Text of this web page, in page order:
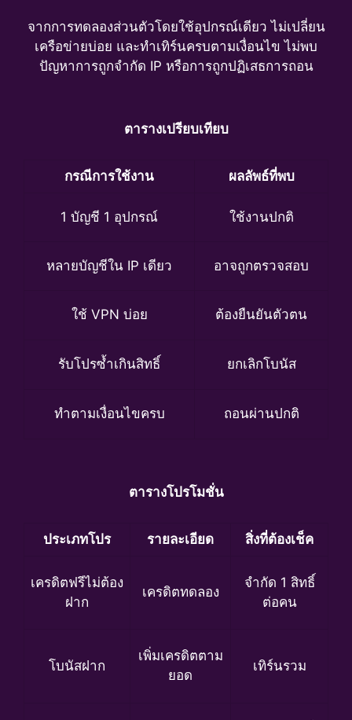
จากการทดลองส่วนตัวโดยใช้อุปกรณ์เดียว ไม่เปลี่ยน
เครือข่ายบ่อย และทำเทิร์นครบตามเงื่อนไข ไม่พบ
ปัญหาการถูกจำกัด IP หรือการถูกปฏิเสธการถอน
ตารางเปรียบเทียบ
กรณีการใช้งาน ผลลัพธ์ที่พบ
1 บัญชี 1 อุปกรณ์ ใช้งานปกติ
หลายบัญชีใน IP เดียว อาจถูกตรวจสอบ
ใช้ VPN บ่อย ต้องยืนยันตัวตน
รับโปรซ้ำเกินสิทธิ์ ยกเลิกโบนัส
ทำตามเงื่อนไขครบ ถอนผ่านปกติ
ตารางโปรโมชั่น
ประเภทโปร รายละเอียด สิ่งที่ต้องเช็ค
เครดิตฟรีไม่ต้อง
ฝาก
เครดิตทดลอง
จำกัด 1 สิทธิ์
ต่อคน
โบนัสฝาก
เพิ่มเครดิตตาม
ยอด
เทิร์นรวม